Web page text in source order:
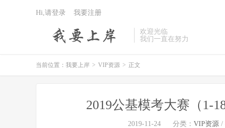
欢迎光临
我们一直在努力
Hi,请登录 我要注册
当前位置： 我要上岸 > VIP资源 > 正文
2019公基模考大赛（1-
2019-11-24 分类： VIP资源 /